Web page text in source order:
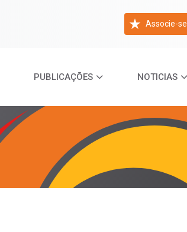
Associe-se
PUBLICAÇÕES NOTICIAS